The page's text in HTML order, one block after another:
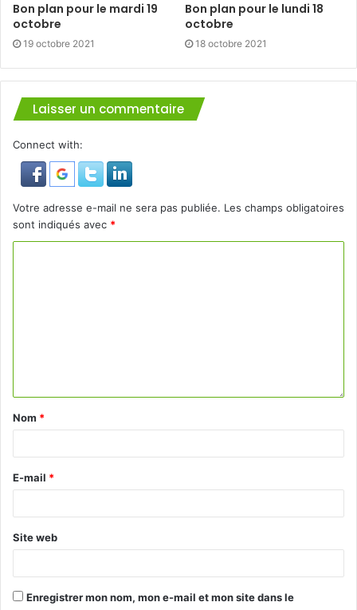
Bon plan pour le mardi 19
octobre
19 octobre 2021
Bon plan pour le lundi 18
octobre
18 octobre 2021
Laisser un commentaire
Connect with:
Votre adresse e-mail ne sera pas publiée. Les champs obligatoires
sont indiqués avec *
Nom *
E-mail *
Site web
Enregistrer mon nom, mon e-mail et mon site dans le